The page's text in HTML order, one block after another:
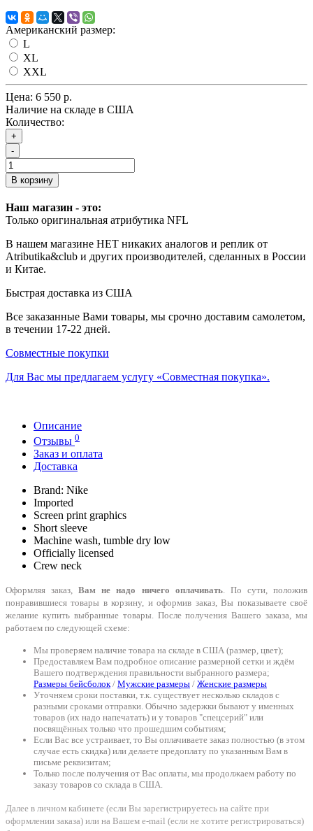
Американский размер:
L
XL
XXL
Цена: 6 550 р.
Наличие на складе в США
Количество:
+
-
В корзину
Наш магазин - это:
Только оригинальная атрибутика NFL
В нашем магазине НЕТ никаких аналогов и реплик от
Atributika&club и других производителей, сделанных в России
и Китае.
Быстрая доставка из США
Все заказанные Вами товары, мы срочно доставим самолетом,
в течении 17-22 дней.
Совместные покупки
Для Вас мы предлагаем услугу «Совместная покупка».
Описание
Отзывы 0
Заказ и оплата
Доставка
Brand: Nike
Imported
Screen print graphics
Short sleeve
Machine wash, tumble dry low
Officially licensed
Crew neck
Оформляя заказ,Вам не надо ничего оплачивать. По сути, положив
понравившиеся товары в корзину, и оформив заказ, Вы показываете своё
желание купить выбранные товары. После получения Вашего заказа, мы
работаем по следующей схеме:
Мы проверяем наличие товара на складе в США (размер, цвет);
Предоставляем Вам подробное описание размерной сетки и ждём
Вашего подтверждения правильности выбранного размера;
Размеры бейсболок/ Мужские размеры / Женские размеры
Уточняем сроки поставки, т.к. существует несколько складов с
разными сроками отправки. Обычно задержки бывают у именных
товаров (их надо напечатать) и у товаров "спецсерий" или
посвящённых только что прошедшим событиям;
Если Вас все устраивает, то Вы оплачиваете заказ полностью (в этом
случае есть скидка) или делаете предоплату по указанным Вам в
письме реквизитам;
Только после получения от Вас оплаты, мы продолжаем работу по
заказу товаров со склада в США.
Далее в личном кабинете (если Вы зарегистрируетесь на сайте при
оформлении заказа) или на Вашем e-mail (если не хотите регистрироваться)